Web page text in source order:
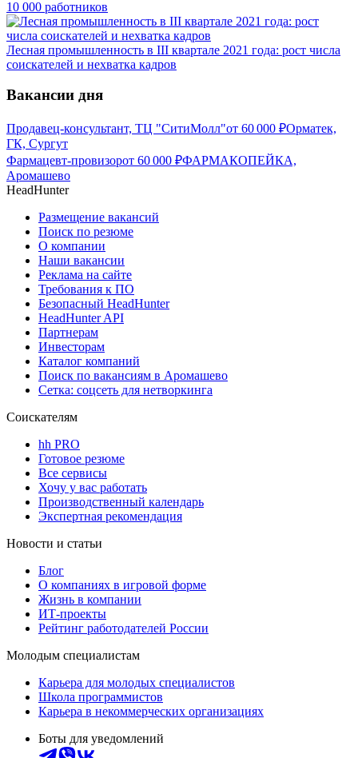
10 000 работников
Лесная промышленность в III квартале 2021 года: рост числа
соискателей и нехватка кадров
Вакансии дня
Продавец-консультант, ТЦ "СитиМолл"от 60 000 ₽Орматек,
ГК, Сургут
Фармацевт-провизорот 60 000 ₽ФАРМАКОПЕЙКА,
Аромашево
HeadHunter
Размещение вакансий
Поиск по резюме
О компании
Наши вакансии
Реклама на сайте
Требования к ПО
Безопасный HeadHunter
HeadHunter API
Партнерам
Инвесторам
Каталог компаний
Поиск по вакансиям в Аромашево
Сетка: соцсеть для нетворкинга
Соискателям
hh PRO
Готовое резюме
Все сервисы
Хочу у вас работать
Производственный календарь
Экспертная рекомендация
Новости и статьи
Блог
О компаниях в игровой форме
Жизнь в компании
ИТ-проекты
Рейтинг работодателей России
Молодым специалистам
Карьера для молодых специалистов
Школа программистов
Карьера в некоммерческих организациях
Боты для уведомлений